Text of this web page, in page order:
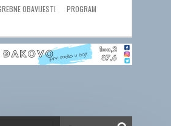
OBAVIJESTI
PROGRAM